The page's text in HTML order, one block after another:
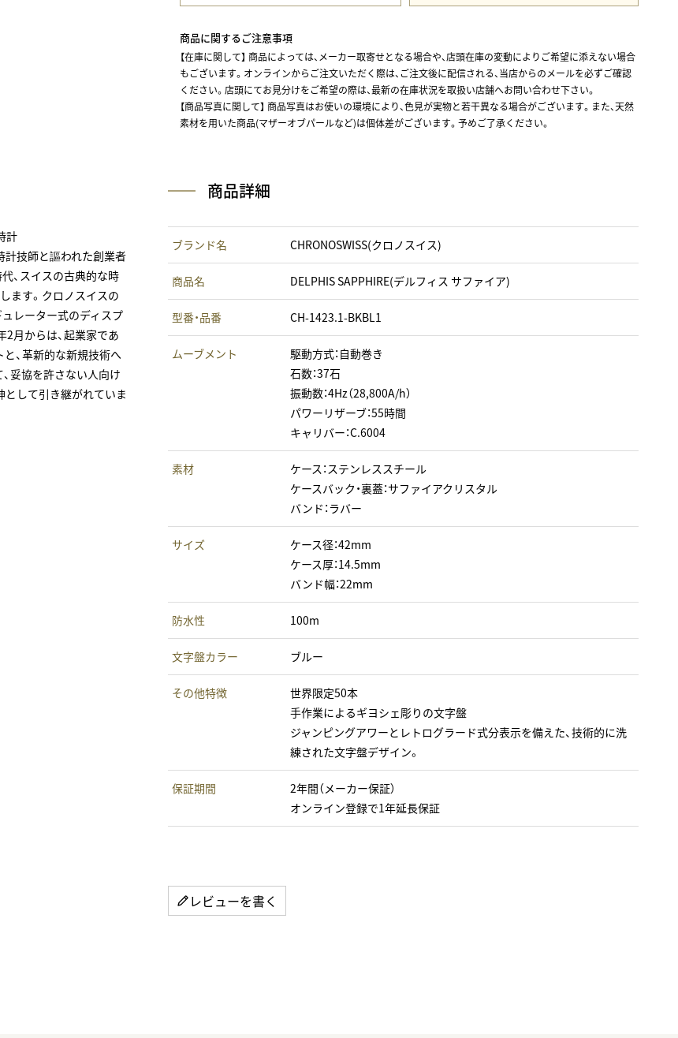
商品に関するご注意事項
【在庫に関して】商品によっては、メーカー取寄せとなる場合や、店頭在庫の変動によりご希望に添えない場合
もございます。オンラインからご注文いただく際は、ご注文後に配信される、当店からのメールを必ずご確認
ください。店頭にてお見分けをご希望の際は、最新の在庫状況を取扱い店舗へお問い合わせ下さい。
【商品写真に関して】 商品写真はお使いの環境により、色見が実物と若干異なる場合がございます。また、天然
素材を用いた商品(マザーオブパールなど)は個体差がございます。予めご了承ください。
計
計技師と謳われた創業者
、スイスの古典的な時
ます。クロノスイスの
ュレーター式のディスプ
2月からは、起業家であ
、革新的な新規技術へ
妥協を許さない人向け
として引き継がれていま
商品詳細
ブランド名 CHRONOSWISS(クロノスイス)
商品名 DELPHIS SAPPHIRE(デルフィス サファイア)
型番・品番 CH-1423.1-BKBL1
ムーブメント
駆動方式：自動巻き
石数：37石
振動数：4Hz（28,800A/h）
パワーリザーブ：55時間
キャリバー：C.6004
素材
ケース：ステンレススチール
ケースバック・裏蓋：サファイアクリスタル
バンド：ラバー
サイズ
ケース径：42mm
ケース厚：14.5mm
バンド幅：22mm
防水性 100m
文字盤カラー ブルー
その他特徴
世界限定50本
手作業によるギヨシェ彫りの文字盤
ジャンピングアワーとレトログラード式分表示を備えた、技術的に洗
練された文字盤デザイン。
保証期間
2年間（メーカー保証）
オンライン登録で1年延長保証
レビューを書く